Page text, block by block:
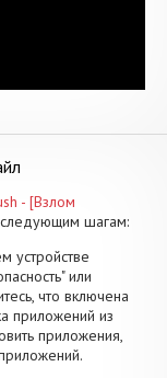
- [Взлом
шагам:
устройстве
или
что включена
приложений из
приложения,